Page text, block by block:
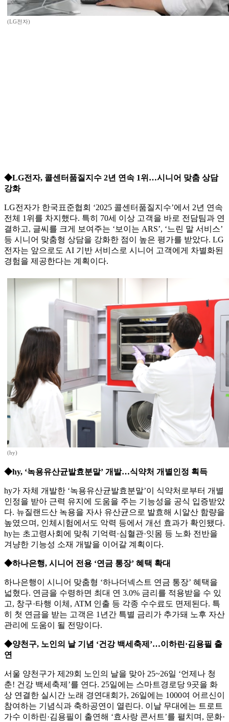
(LG전자)
◆LG전자, 콜센터품질지수 2년 연속 1위…시니어 맞춤 상담
강화
LG전자가 한국표준협회 ‘2025 콜센터품질지수’에서 2년 연속
전체 1위를 차지했다. 특히 70세 이상 고객을 바로 전담팀과 연
결하고, 글씨를 크게 보여주는 ‘보이는 ARS’, ‘느린 말 서비스’
등 시니어 맞춤형 상담을 강화한 점이 높은 평가를 받았다. LG
전자는 앞으로도 AI 기반 서비스로 시니어 고객에게 차별화된
경험을 제공한다는 계획이다.
(hy)
◆hy, ‘녹용유산균발효분말’ 개발…식약처 개별인정 획득
hy가 자체 개발한 ‘녹용유산균발효분말’이 식약처로부터 개별
인정을 받아 근력 유지에 도움을 주는 기능성을 공식 입증받았
다. 뉴질랜드산 녹용을 자사 유산균으로 발효해 시알산 함량을
높였으며, 인체시험에서도 악력 등에서 개선 효과가 확인됐다.
hy는 초고령사회에 맞춰 기억력·심혈관·잇몸 등 노화 전반을
겨냥한 기능성 소재 개발을 이어갈 계획이다.
◆하나은행, 시니어 전용 ‘연금 통장’ 혜택 확대
하나은행이 시니어 맞춤형 ‘하나더넥스트 연금 통장’ 혜택을
넓혔다. 연금을 수령하면 최대 연 3.0% 금리를 적용받을 수 있
고, 창구·타행 이체, ATM 인출 등 각종 수수료도 면제된다. 특
히 첫 연금을 받는 고객은 1년간 특별 금리가 추가돼 노후 자산
관리에 도움이 될 전망이다.
◆양천구, 노인의 날 기념 ‘건강 백세축제’…이하린·김용필 출
연
서울 양천구가 제29회 노인의 날을 맞아 25~26일 ‘언제나 청
춘! 건강 백세축제’를 연다. 25일에는 스마트경로당 9곳을 화
상 연결한 실시간 노래 경연대회가, 26일에는 1000여 어르신이
참여하는 기념식과 축하공연이 열린다. 이날 무대에는 트로트
가수 이하린·김용필이 출연해 ‘효사랑 콘서트’를 펼치며, 문화·